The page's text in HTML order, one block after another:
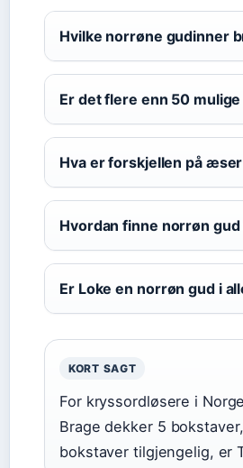
Hvilke norrøne gudinner
Er det flere enn 50
Hva er forskjellen på
Hvordan finne norrøn
Er Loke en norrøn gud i
KORT SAGT
For kryssordløsere i
Brage dekker 5
bokstaver tilgjengelig, er